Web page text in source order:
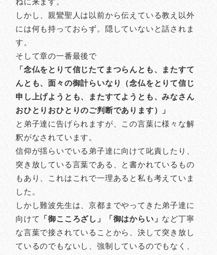
ねに来ます。
しかし、親鸞聖人は以前から伝えている教え以外
には何も持っておらず。隠していないと話されま
す。
そして章の一番最後で
「念仏をとりて信じたてまつらんとも、またすて
んとも、面々の御計らいなり（念仏をとりて信じ
申し上げようとも、またすてようとも、みなさん
おひとりおひとりのご判断であります）」
と弟子達に告げられますが、この言葉に様々な解
釈がなされています。
信仰が揺らいでいる弟子達に向けて叱責したり、
突き放している言葉である、と書かれているもの
もあり、これはこれで一理あると私も考えていま
した。
しかし難波先生は、京都までやってきた弟子達に
向けて
「御こころざし」「御はからい」 など丁寧
な言葉で接されていることから、決して突き放し
ているのでもないし、強制しているのでもなく、